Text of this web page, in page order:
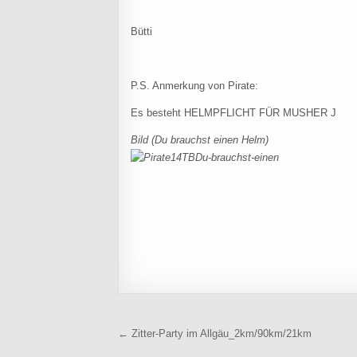
Bütti
P.S. Anmerkung von Pirate:
Es besteht HELMPFLICHT FÜR MUSHER J
Bild (Du brauchst einen Helm)
Beitragsnavigation
← Zitter-Party im Allgäu_2km/90km/21km